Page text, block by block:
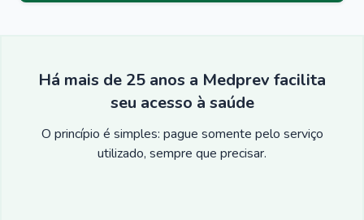
Há mais de 25 anos a Medprev facilita
seu acesso à saúde
O princípio é simples: pague somente pelo serviço
utilizado, sempre que precisar.